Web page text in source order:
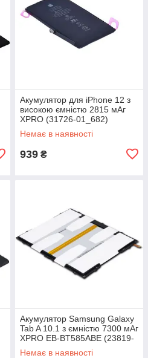
Акумулятор для iPhone 12 з
високою ємністю 2815 мАг
XPRO (31726-01_682)
Немає в наявності
939 ₴
Акумулятор Samsung Galaxy
Tab A 10.1 з ємністю 7300 мАг
XPRO EB-BT585ABE (23819-
01_447)
Немає в наявності